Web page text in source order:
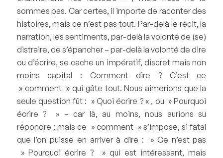
sommes pas. Car certes, il importe de raconter des
histoires, mais ce n’est pas tout. Par-delà le récit, la
narration, les sentiments, par-delà la volonté de (se)
distraire, de s’épancher – par-delà la volonté de dire
ou d’écrire, se cache un impératif, discret mais non
moins capital : Comment dire ? C’est ce
» comment » qui gâte tout. Nous aimerions que la
seule question fût : » Quoi écrire ? « , ou » Pourquoi
écrire ? » – car là, au moins, nous aurions su
répondre ; mais ce » comment » s’impose, si fatal
que l’on puisse en arriver à dire : » Ce n’est pas
» Pourquoi écrire ? » qui est intéressant, mais